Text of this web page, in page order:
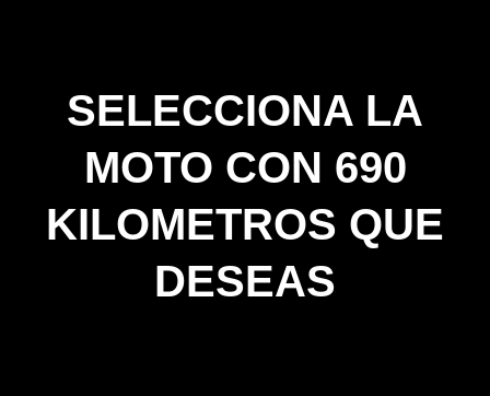
SELECCIONA LA
MOTO CON 690
KILOMETROS QUE
DESEAS